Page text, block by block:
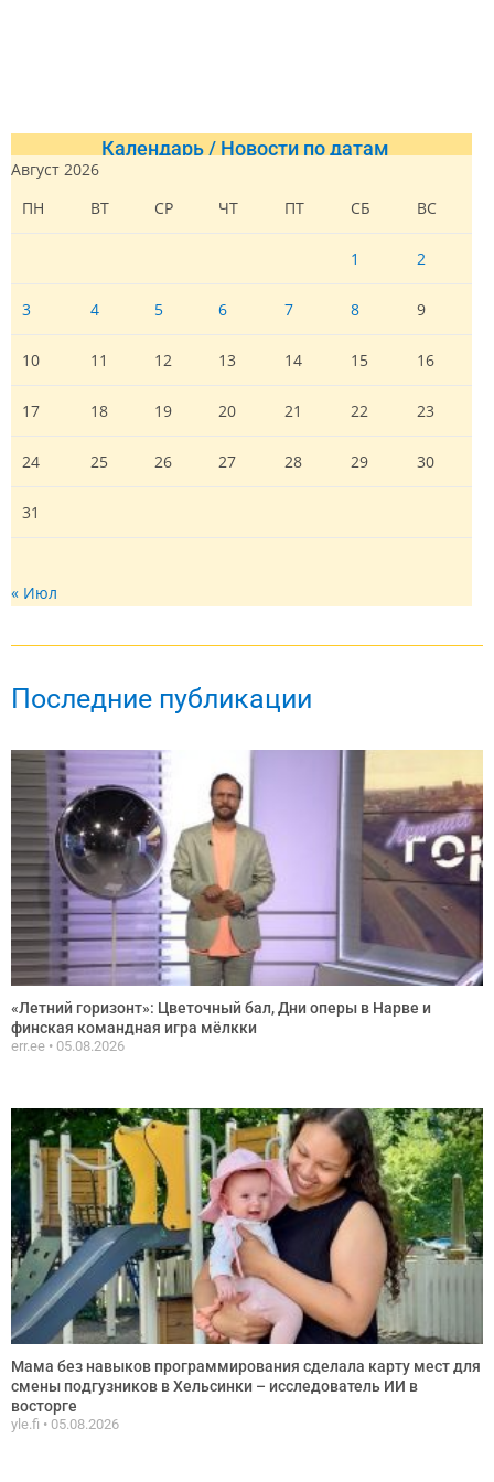
Календарь / Новости по датам
Август 2026
ПН
ВТ СР ЧТ ПТ СБ ВС
1 2
3 4 5 6 7 8 9
10 11 12 13 14 15 16
17 18 19 20 21 22 23
24 25 26 27 28 29 30
31
« Июл
Последние публикации
«Летний горизонт»: Цветочный бал, Дни оперы в Нарве и
финская командная игра мёлкки
err.ee 05.08.2026
Мама без навыков программирования сделала карту мест для
смены подгузников в Хельсинки – исследователь ИИ в
восторге
yle.fi 05.08.2026